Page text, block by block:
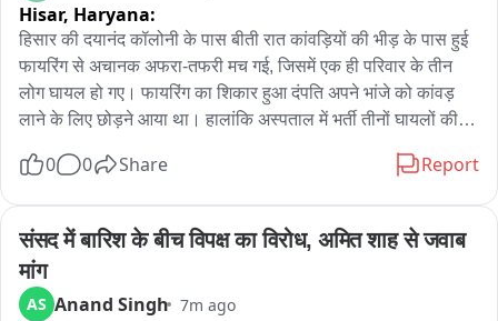
Hisar, Haryana:
हिसार की दयानंद कॉलोनी के पास बीती रात कांवड़ियों की भीड़ के पास हुई
फायरिंग से अचानक अफरा-तफरी मच गई, जिसमें एक ही परिवार के तीन
लोग घायल हो गए। फायरिंग का शिकार हुआ दंपति अपने भांजे को कांवड़
लाने के लिए छोड़ने आया था। हालांकि अस्पताल में भर्ती तीनों घायलों की
कोई रंजिश नहीं थी। मामले की जांच में जुटी पुलिस ने बिहार के रहने वाले
का दावा है कि आरोपियों ने हवाबाजी में फायर किए थे जो गलती से भीड़ में जा
लगे, फिर भी इस वारदात ने शहर के इस व्यस्त इलाके में एक बार तो असुरक्षा
का माहौल बना दिया है।
0 0 Share Report
संसद में बारिश के बीच विपक्ष का विरोध, अमित शाह से जवाब
मांग
AS Anand Singh 7m ago